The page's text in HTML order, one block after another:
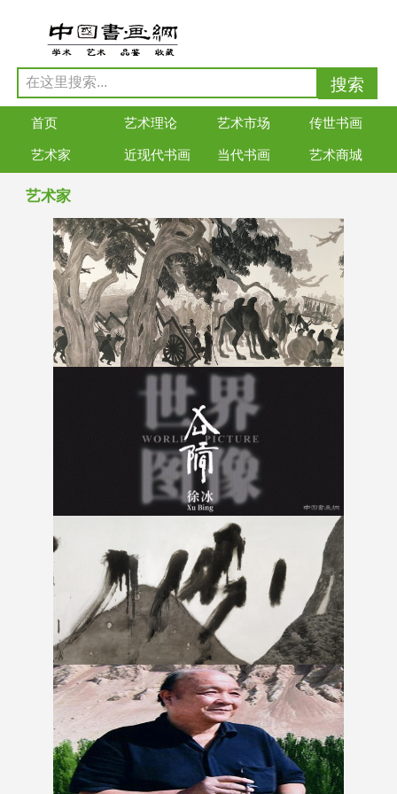
首页 艺术理论 艺术市场 传世书画
艺术家 近现代书画 当代书画 艺术商城
艺术家